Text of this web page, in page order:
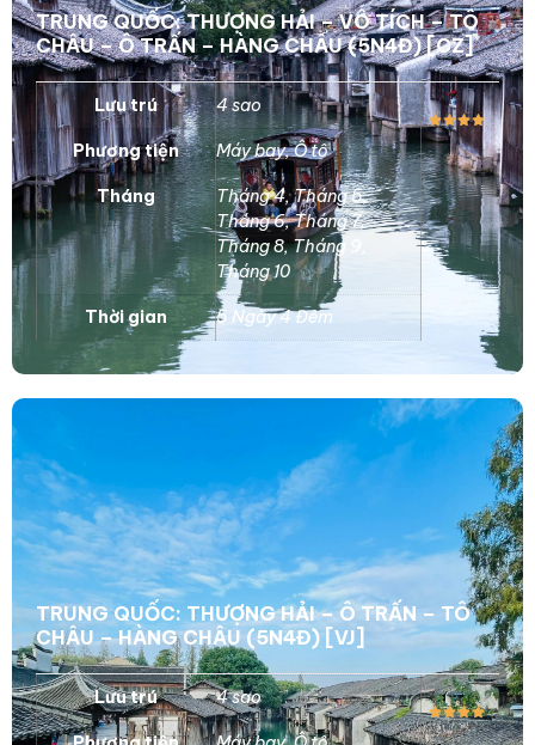
TRUNG QUỐC: THƯỢNG HẢI – VÔ TÍCH – TÔ
CHÂU – Ô TRẤN – HÀNG CHÂU (5N4Đ) [CZ]
Lưu trú 4 sao
Phương tiện Máy bay,Ô tô
Tháng Tháng 4,Tháng 5,
Tháng 6,Tháng 7,
Tháng 8,Tháng 9
Tháng 10
Thời gian 5 Ngày 4 Đêm
TRUNG QUỐC: THƯỢNG HẢI – Ô TRẤN – TÔ
CHÂU – HÀNG CHÂU (5N4Đ) [VJ]
Lưu trú 4 sao